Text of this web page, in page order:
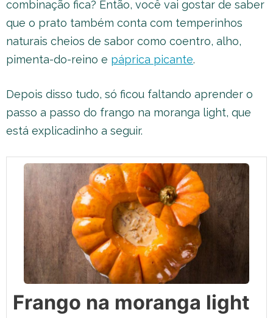
combinação fica? Então, você vai gostar de saber
que o prato também conta com temperinhos
naturais cheios de sabor como coentro, alho,
pimenta-do-reino e páprica picante.
Depois disso tudo, só ficou faltando aprender o
passo a passo do frango na moranga light, que
está explicadinho a seguir.
Frango na moranga light